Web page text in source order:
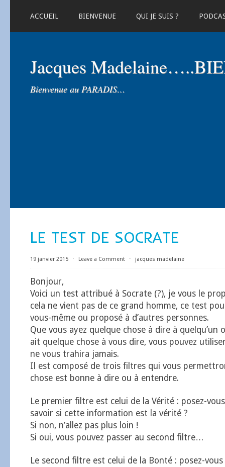
ACCUEIL BIENVENUE QUI JE SUIS ?
Jacques
Bienvenue au PARADIS…
LE TEST DE SOCRATE
19 janvier 2015 ⋅ Leave a Comment ⋅ jacques madelaine
Bonjour,
Voici un test attribué à Socrate (?), je vous le
cela ne vient pas de ce grand homme, ce test
vous-même ou proposé à d’autres personnes.
Que vous ayez quelque chose à dire à quelqu’un
ait quelque chose à vous dire, vous pouvez
ne vous trahira jamais.
Il est composé de trois filtres qui vous
chose est bonne à dire ou à entendre.
Le premier filtre est celui de la Vérité : posez-
savoir si cette information est la vérité ?
Si non, n’allez pas plus loin !
Si oui, vous pouvez passer au second filtre…
Le second filtre est celui de la Bonté : posez-